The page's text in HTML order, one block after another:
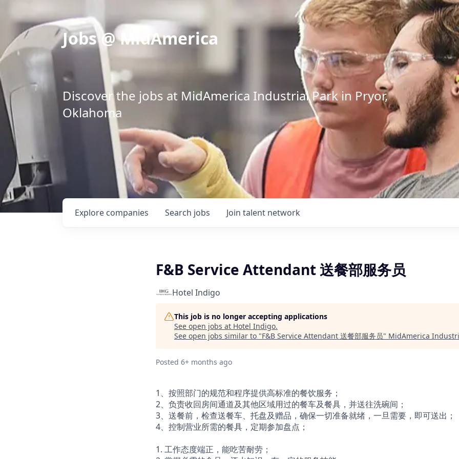
Jobs @ MidAmerica
Discover the jobs at MidAmerica Industrial Park in Pryor,
Oklahoma
Search jobs
Explore companies Join talent network
F&B Service Attendant 送餐部服务员
Hotel Indigo
This job is no longer accepting applications
See open jobs at Hotel Indigo.
See open jobs similar to "F&B Service Attendant 送餐部服务员" MidAmerica
Posted 6+ months ago
1、按照部门的规范和程序提供高标准的餐饮服务；
2、负责收回房间通道及其他区域用过的餐车及餐具，并送往洗碗间；
3、送餐前，检查送餐车、托盘及赠品，确保一切准备就绪，一旦需要，即可送出；
4、控制营业所需的餐具，定期参加盘点；
1. 工作态度端正，能吃苦耐劳；